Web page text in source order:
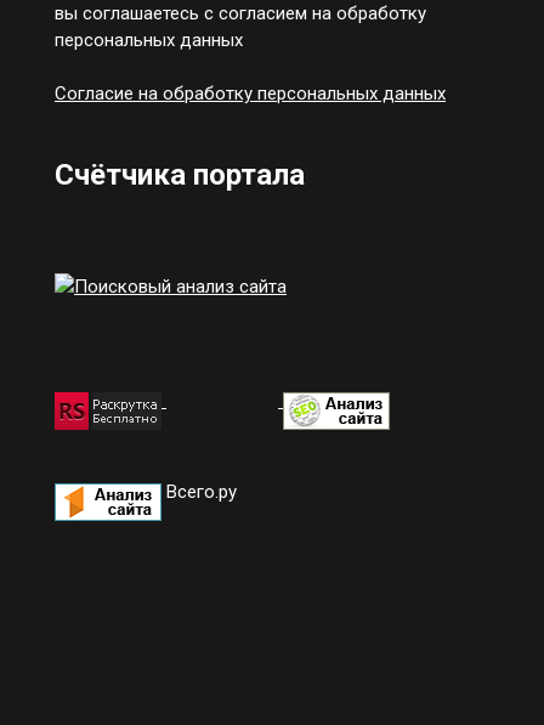
вы соглашаетесь с согласием на обработку
персональных данных
Согласие на обработку персональных данных
Счётчика портала
Всего.ру